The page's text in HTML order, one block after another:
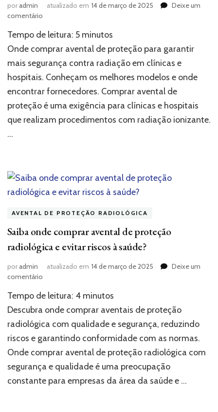
poradmin atualizado em 14 de março de 2025
Deixe um
comentário
comprar
avental
de
proteção:
segurança
para
e
hospitais
Tempo de leitura: 5 minutos
Onde comprar avental de proteção para garantir
mais segurança contra radiação em clínicas e
hospitais. Conheçam os melhores modelos e onde
encontrar fornecedores. Comprar avental de
proteção é uma exigência para clínicas e hospitais
que realizam procedimentos com radiação ionizante.
…
AVENTAL DE PROTEÇÃO RADIOLÓGICA
Saiba onde comprar avental de proteção
radiológica e evitar riscos à saúde?
poradmin atualizado em 14 de março de 2025
Deixe um
comentário
onde
comprar
de
proteção
evitar
riscos
Tempo de leitura: 4 minutos
Descubra onde comprar aventais de proteção
radiológica com qualidade e segurança, reduzindo
riscos e garantindo conformidade com as normas.
Onde comprar avental de proteção radiológica com
segurança e qualidade é uma preocupação
constante para empresas da área da saúde e …